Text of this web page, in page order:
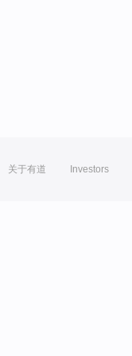
关于有道 Investors